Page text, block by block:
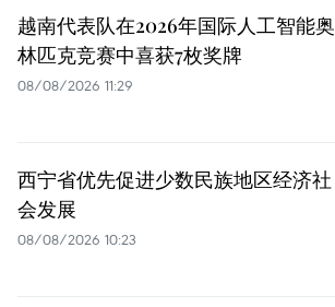
越南代表队在2026年国际人工智能奥
林匹克竞赛中喜获7枚奖牌
08/08/2026 11:29
西宁省优先促进少数民族地区经济社
会发展
08/08/2026 10:23